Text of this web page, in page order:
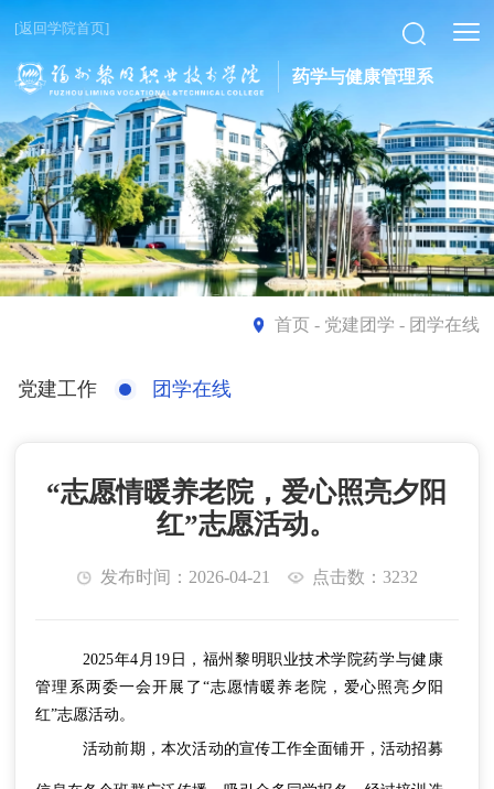
[返回学院首页]
药学与健康管理系
首页- 党建团学 - 团学在线
党建工作 团学在线
“志愿情暖养老院，爱心照亮夕阳
红”志愿活动。
发布时间：2026-04-21 点击数：3232
2025年4月19日，福州黎明职业技术学院药学与健康
管理系两委一会开展了“志愿情暖养老院，爱心照亮夕阳
红”志愿活动。
活动前期，本次活动的宣传工作全面铺开，活动招募